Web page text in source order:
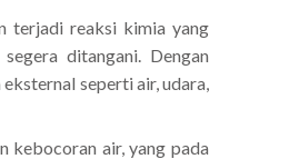
terjadi reaksi kimia yang
ditangani. Dengan
seperti air, udara,
kebocoran air, yang pada